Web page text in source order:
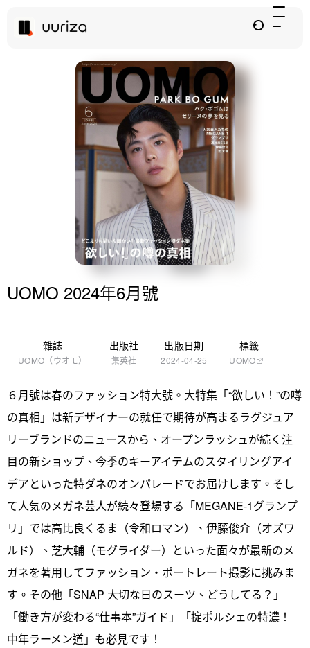
UOMO 2024年6月號
雜誌
UOMO（ウオモ）
出版社
集英社
出版日期
2024-04-25
標籤
UOMO
６月號は春のファッション特大號。大特集「“欲しい！”の噂
の真相」は新デザイナーの就任で期待が高まるラグジュア
リーブランドのニュースから、オープンラッシュが続く注
目の新ショップ、今季のキーアイテムのスタイリングアイ
デアといった特ダネのオンパレードでお屆けします。そし
て人気のメガネ芸人が続々登場する「MEGANE-1グランプ
リ」では高比良くるま（令和ロマン）、伊藤俊介（オズワ
ルド）、芝大輔（モグライダー）といった面々が最新のメ
ガネを著用してファッション・ポートレート撮影に挑みま
す。その他「SNAP 大切な日のスーツ、どうしてる？」
「働き方が変わる“仕事本”ガイド」「掟ポルシェの特濃！
中年ラーメン道」も必見です！